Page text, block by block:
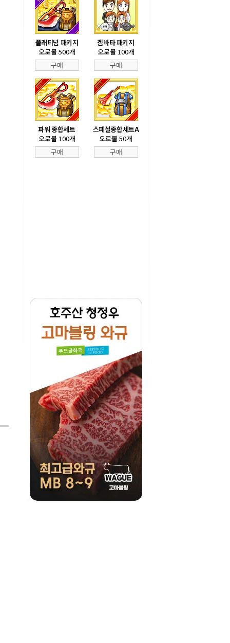
플래티넘 패키지
오로볼 500개
구매
겜바타 패키지
오로볼 100개
구매
파워 종합세트
오로볼 100개
구매
스페셜종합세트A
오로볼 50개
구매